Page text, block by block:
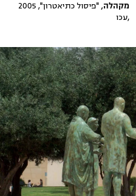
מקהלה,
"פיסול כתיאטרון", 2005
,עכו